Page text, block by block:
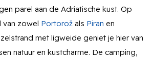
parel aan de Adriatische kust. Op
van zowel Portorož als Piran en
met ligweide geniet je hier van
natuur en kustcharme. De camping,